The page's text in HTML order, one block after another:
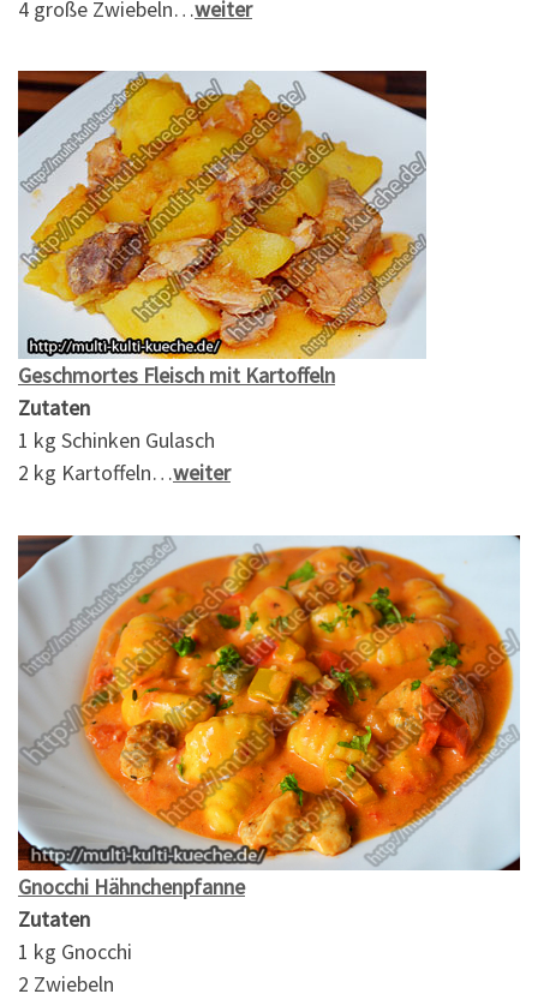
4 große Zwiebeln…weiter
Geschmortes Fleisch mit Kartoffeln
Zutaten
1 kg Schinken Gulasch
2 kg Kartoffeln…weiter
Gnocchi Hähnchenpfanne
Zutaten
1 kg Gnocchi
2 Zwiebeln